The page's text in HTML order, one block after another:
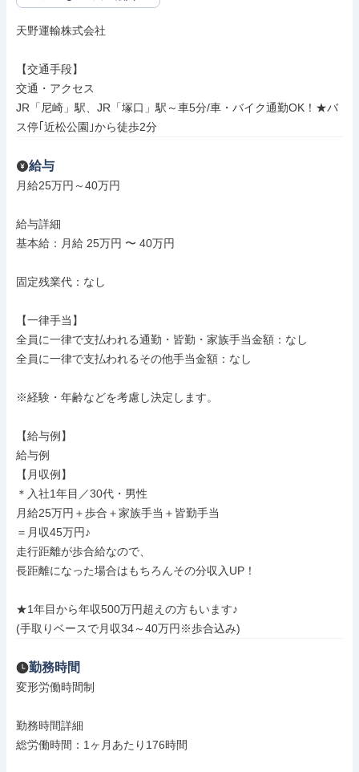
天野運輸株式会社
【交通手段】
交通・アクセス
JR「尼崎」駅、JR「塚口」駅～車5分/車・バイク通勤OK！★バ
ス停｢近松公園｣から徒歩2分
給与
月給25万円～40万円
給与詳細
基本給：月給 25万円 〜 40万円
固定残業代：なし
【一律手当】
全員に一律で支払われる通勤・皆勤・家族手当金額：なし
全員に一律で支払われるその他手当金額：なし
※経験・年齢などを考慮し決定します。
【給与例】
給与例
【月収例】
＊入社1年目／30代・男性
月給25万円＋歩合＋家族手当＋皆勤手当
＝月収45万円♪
走行距離が歩合給なので、
長距離になった場合はもちろんその分収入UP！
★1年目から年収500万円超えの方もいます♪
(手取りベースで月収34～40万円※歩合込み)
勤務時間
変形労働時間制
勤務時間詳細
総労働時間：1ヶ月あたり176時間